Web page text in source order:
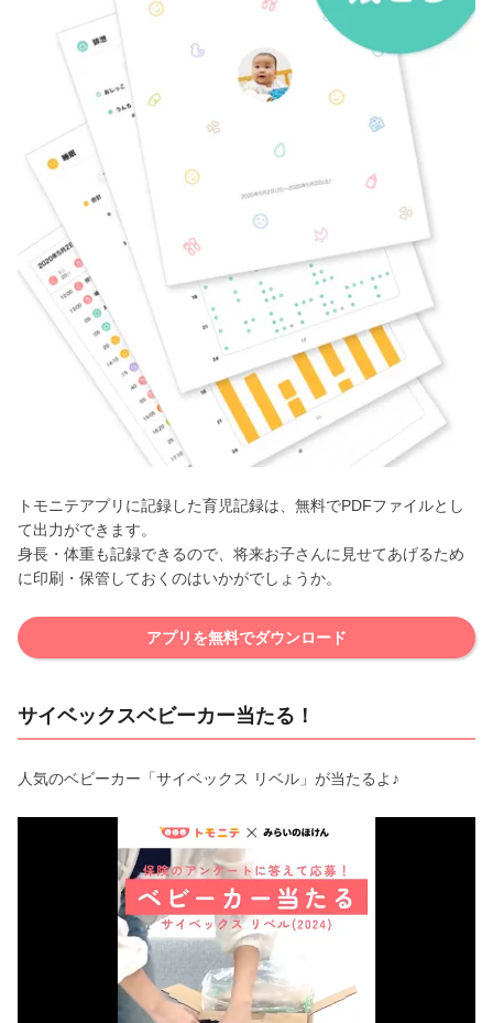
トモニテアプリに記録した育児記録は、無料でPDFファイルとし
て出力ができます。
身長・体重も記録できるので、将来お子さんに見せてあげるため
に印刷・保管しておくのはいかがでしょうか。
アプリを無料でダウンロード
サイベックスベビーカー当たる！
人気のベビーカー「サイベックス リベル」が当たるよ♪